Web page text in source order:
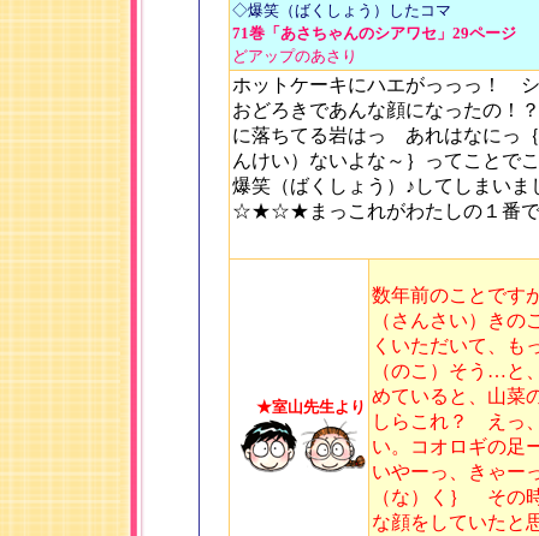
◇爆笑（ばくしょう）したコマ
71巻「あさちゃんのシアワセ」29ページ
どアップのあさり
ホットケーキにハエがっっっ！
おどろきであんな顔になったの！
に落ちてる岩はっ あれはなにっ
んけい）ないよな～｝ってことで
爆笑（ばくしょう）♪してしまいま
☆★☆★まっこれがわたしの１番
★室山先生より
数年前のことです
（さんさい）き
くいただいて、も
（のこ）そう…と
めていると、山菜
しらこれ？ えっ
い。コオロギの足
いやーっ、きゃー
（な）く｝ その
な顔をしていたと